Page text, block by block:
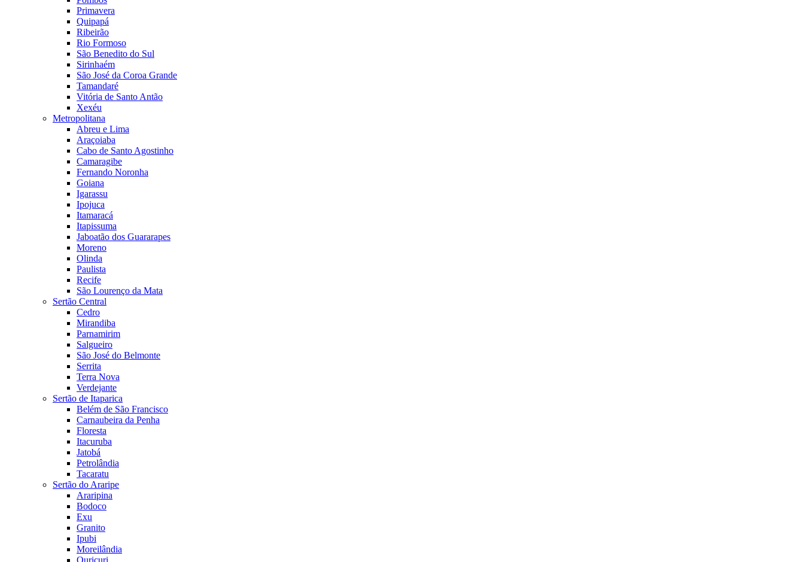
Primavera
Quipapá
Ribeirão
Rio Formoso
São Benedito do Sul
Sirinhaém
São José da Coroa Grande
Tamandaré
Vitória de Santo Antão
Xexéu
Metropolitana
Abreu e Lima
Araçoiaba
Cabo de Santo Agostinho
Camaragibe
Fernando Noronha
Goiana
Igarassu
Ipojuca
Itamaracá
Itapissuma
Jaboatão dos Guararapes
Moreno
Olinda
Paulista
Recife
São Lourenço da Mata
Sertão Central
Cedro
Mirandiba
Parnamirim
Salgueiro
São José do Belmonte
Serrita
Terra Nova
Verdejante
Sertão de Itaparica
Belém de São Francisco
Carnaubeira da Penha
Floresta
Itacuruba
Jatobá
Petrolândia
Tacaratu
Sertão do Araripe
Araripina
Bodoco
Exu
Granito
Ipubi
Moreilândia
Ouricuri